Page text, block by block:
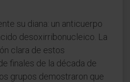
su diana: un anticuerpo
desoxirribonucleico. La
clara de estos
finales de la década de
grupos demostraron que